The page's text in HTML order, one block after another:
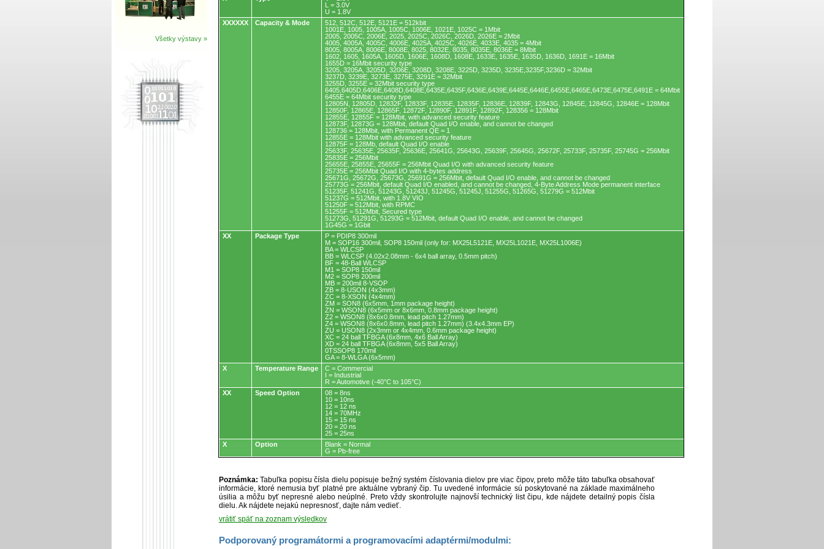
Všetky výstavy »
L = 3.0V
U = 1.8V
XXXXXX
Capacity & Mode
512, 512C, 512E, 5121E = 512kbit
1001E, 1005, 1005A, 1005C, 1006E, 1021E, 1025C = 1Mbit
2005, 2005C, 2006E, 2025, 2025C, 2026C, 2026D, 2026E = 2Mbit
4005, 4005A, 4005C, 4006E, 4025A, 4025C, 4026E, 4033E, 4035 = 4Mbit
8005, 8005A, 8006E, 8008E, 8025, 8032E, 8035, 8035E, 8036E = 8Mbit
1602, 1605, 1605A, 1605D, 1606E, 1608D, 1608E, 1633E, 1635E, 1635D, 1636D, 1691E = 16Mbit
1655D = 16Mbit security type
3205, 3205A, 3205D, 3206E, 3208D, 3208E, 3225D, 3235D, 3235E,3235F,3236D = 32Mbit
3237D, 3239E, 3273E, 3275E, 3291E = 32Mbit
3255D, 3255E = 32Mbit security type
6405,6405D,6406E,6408D,6408E,6435E,6435F,6436E,6439E,6445E,6446E,6455E,6465E,6473E,6475E,6491E = 64Mbit
6455E = 64Mbit security type
12805N, 12805D, 12832F, 12833F, 12835E, 12835F, 12836E, 12839F, 12843G, 12845E, 12845G, 12846E = 128Mbit
12850F, 12865E, 12865F, 12872F, 12890F, 12891F, 12892F, 128356 = 128Mbit
12855E, 12855F = 128Mbit, with advanced security feature
12873F, 12873G = 128Mbit, default Quad I/O enable, and cannot be changed
128736 = 128Mbit, with Permanent QE = 1
12855E = 128Mbit with advanced security feature
12875F = 128Mb, default Quad I/O enable
25633F, 25635E, 25635F, 25636E, 25641G, 25643G, 25639F, 25645G, 25672F, 25733F, 25735F, 25745G = 256Mbit
25835E = 256Mbit
25655E, 25855E, 25655F = 256Mbit Quad I/O with advanced security feature
25735E = 256Mbit Quad I/O with 4-bytes address
25671G, 25672G, 25673G, 25691G = 256Mbit, default Quad I/O enable, and cannot be changed
25773G = 256Mbit, default Quad I/O enabled, and cannot be changed, 4-Byte Address Mode permanent interface
51235F, 51241G, 51243G, 51243J, 51245G, 51245J, 51255G, 51265G, 51279G = 512Mbit
51237G = 512Mbit, with 1.8V VIO
51250F = 512Mbit, with RPMC
51255F = 512Mbit, Secured type
51273G, 51291G, 51293G = 512Mbit, default Quad I/O enable, and cannot be changed
1G45G = 1Gbit
XX
Package Type
P = PDIP8 300mil
M = SOP16 300mil, SOP8 150mil (only for: MX25L5121E, MX25L1021E, MX25L1006E)
BA = WLCSP
BB = WLCSP (4.02x2.08mm - 6x4 ball array, 0.5mm pitch)
BF = 48-Ball WLCSP
M1 = SOP8 150mil
M2 = SOP8 200mil
MB = 200mil 8-VSOP
ZB = 8-USON (4x3mm)
ZC = 8-XSON (4x4mm)
ZM = SON8 (6x5mm, 1mm package height)
ZN = WSON8 (6x5mm or 8x6mm, 0.8mm package height)
Z2 = WSON8 (8x6x0.8mm, lead pitch 1.27mm)
Z4 = WSON8 (8x6x0.8mm, lead pitch 1.27mm) (3.4x4.3mm EP)
ZU = USON8 (2x3mm or 4x4mm, 0.6mm package height)
XC = 24 ball TFBGA (6x8mm, 4x6 Ball Array)
XD = 24 ball TFBGA (6x8mm, 5x5 Ball Array)
0TSSOP8 170mil
GA = 8-WLGA (6x5mm)
X
Temperature Range
C = Commercial
I = Industrial
R = Automotive (-40°C to 105°C)
XX
Speed Option
08 = 8ns
10 = 10ns
12 = 12 ns
14 = 70MHz
15 = 15 ns
20 = 20 ns
25 = 25ns
X
Option
Blank = Normal
G = Pb-free
Poznámka: Tabuľka popisu čísla dielu popisuje bežný systém číslovania dielov pre viac čipov, preto môže táto tabuľka obsahovať
informácie, ktoré nemusia byť platné pre aktuálne vybraný čip. Tu uvedené informácie sú poskytované na základe maximálneho
úsilia a môžu byť nepresné alebo neúplné. Preto vždy skontrolujte najnovší technický list čipu, kde nájdete detailný popis čísla
dielu. Ak nájdete nejakú nepresnosť, dajte nám vedieť.
vrátiť späť na zoznam výsledkov
Podporovaný programátormi a programovacími adaptérmi/modulmi: